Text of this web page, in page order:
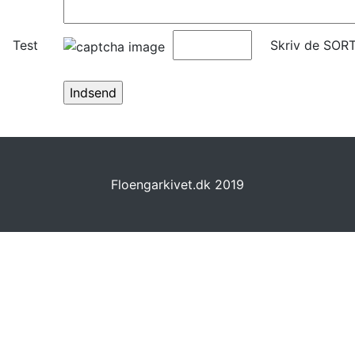
Test Skriv de
Floengarkivet.dk 2019